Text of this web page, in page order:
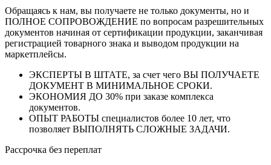
Обращаясь к нам, вы получаете не только документы, но и
ПОЛНОЕ СОПРОВОЖДЕНИЕ по вопросам разрешительных
документов начиная от сертификации продукции, заканчивая
регистрацией товарного знака и выводом продукции на
маркетплейсы.
ЭКСПЕРТЫ В ШТАТЕ, за счет чего ВЫ ПОЛУЧАЕТЕ
ДОКУМЕНТ В МИНИМАЛЬНОЕ СРОКИ.
ЭКОНОМИЯ ДО 30% при заказе комплекса
документов.
ОПЫТ РАБОТЫ специалистов более 10 лет, что
позволяет ВЫПОЛНЯТЬ СЛОЖНЫЕ ЗАДАЧИ.
Рассрочка без переплат